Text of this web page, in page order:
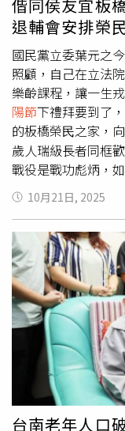
10個小時的太陽，
皮。王少偉也說：
誇張。」兩人自認
琳妲表示，本來覺
來賓的，「發現我
用曬太陽，只是需
境節目，特別訂於
分上下集於每周三
道播出。
偕同侯友宜板
退輔會安排榮
國民黨立委葉元之
照顧，自己在立法
樂齡課程，讓一生
陽節下禮拜要到了
的板橋榮⺠之家，
歲人瑞級長者同框
戰役是戰功彪炳，
像101歲的王挺勤
還是重返台灣住回
活也較有趣，希望
之（圖）認為針對
度過晚年，退輔會
紹，目前在板橋榮
延忠老先生，陳老
府來台後落腳高雄
老了是有些慢性疾
易。陳延忠現身說
保健食品都有在吃
定「過一天算一天
新北市長侯友宜（
10月21日, 2025
台南老年人口